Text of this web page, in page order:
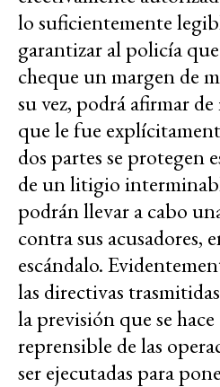
lo suficientemente
garantizar al policía
cheque un margen de
su vez, podrá afirmar
que le fue
dos partes se protegen
de un litigio
podrán llevar a cabo
contra sus acusadores,
escándalo.
las directivas
la previsión que se
reprensible de las
ser ejecutadas para